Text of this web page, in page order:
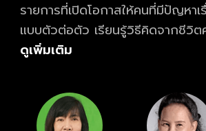
รายการที่เปิดโอกาสให้คนที่มีปัญห
แบบตัวต่อตัว เรียนรู้วิธีคิดจากชีวิต
ด้วยตัวเอง แค่รับฟังเรื่องของคนอื่
ดูเพิ่มเติม